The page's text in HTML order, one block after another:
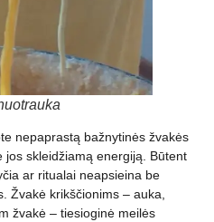
nepaprastą bažnytinės žvakės
skleidžiamą energiją. Būtent
ar ritualai neapsieina be
Žvakė krikščionims – auka,
žvakė – tiesioginė meilės